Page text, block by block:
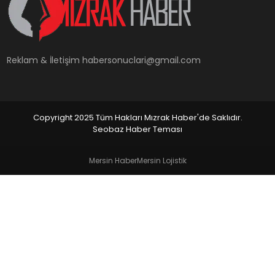
YAŞAM
Reklam & İletişimhabersonuclari@gmail.com
Copyright 2025 Tüm Hakları Mızrak Haber'de Saklıdır.
Seobaz Haber Teması
Mersin HaberMersin Lojistik